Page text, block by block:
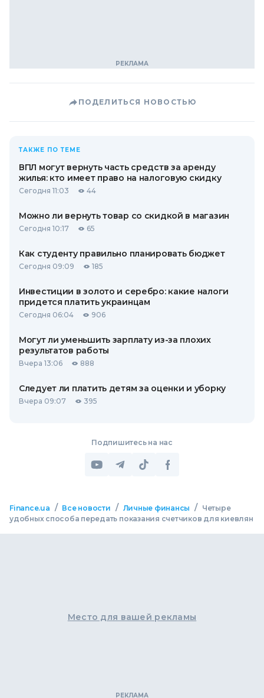
ПОДЕЛИТЬСЯ НОВОСТЬЮ
ТАКЖЕ ПО ТЕМЕ
ВПЛ могут вернуть часть средств за аренду
жилья: кто имеет право на налоговую скидку
Сегодня 11:03 44
Можно ли вернуть товар со скидкой в ​​магазин
Сегодня 10:17 65
Как студенту правильно планировать бюджет
Сегодня 09:09 185
Инвестиции в золото и серебро: какие налоги
придется платить украинцам
Сегодня 06:04 906
Могут ли уменьшить зарплату из-за плохих
результатов работы
Вчера 13:06 888
Следует ли платить детям за оценки и уборку
Вчера 09:07 395
Подпишитесь на нас
Finance.ua / Все новости / Личные финансы /
Четыре
удобных способа передать показания счетчиков для киевлян
Место для вашей рекламы